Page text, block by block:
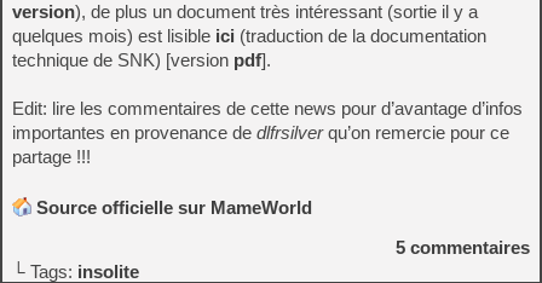
version), de plus un document très intéressant (sortie il y a
quelques mois) est lisible ici (traduction de la documentation
technique de SNK) [version pdf].
Edit: lire les commentaires de cette news pour d’avantage d’infos
importantes en provenance de dlfrsilverqu’on remercie pour ce
partage !!!
Source officielle sur MameWorld
└ Tags: insolite
5 commentaires